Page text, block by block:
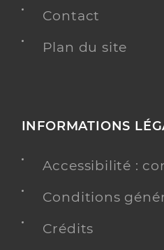
Contact
Plan du site
INFORMATIONS
Accessibilité :
Conditions
Crédits